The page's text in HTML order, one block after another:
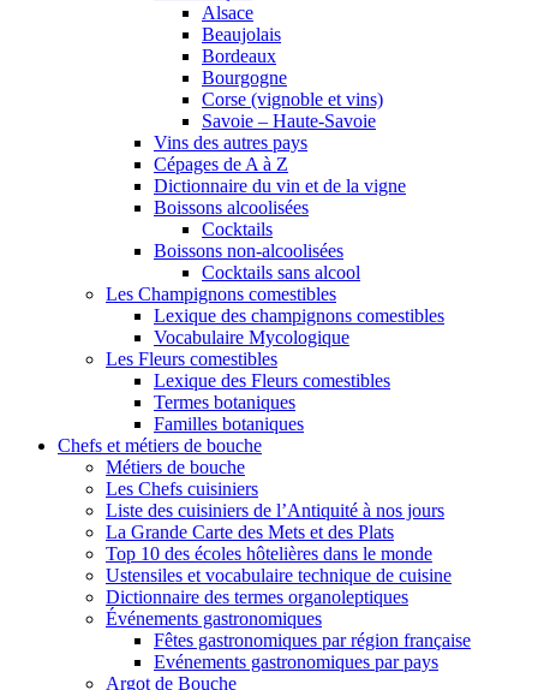
Alsace
Beaujolais
Bordeaux
Bourgogne
Corse (vignoble et vins)
Savoie – Haute-Savoie
Vins des autres pays
Cépages de A à Z
Dictionnaire du vin et de la vigne
Boissons alcoolisées
Cocktails
Boissons non-alcoolisées
Cocktails sans alcool
Les Champignons comestibles
Lexique des champignons comestibles
Vocabulaire Mycologique
Les Fleurs comestibles
Lexique des Fleurs comestibles
Termes botaniques
Familles botaniques
Chefs et métiers de bouche
Métiers de bouche
Les Chefs cuisiniers
Liste des cuisiniers de l’Antiquité à nos jours
La Grande Carte des Mets et des Plats
Top 10 des écoles hôtelières dans le monde
Ustensiles et vocabulaire technique de cuisine
Dictionnaire des termes organoleptiques
Événements gastronomiques
Fêtes gastronomiques par région française
Evénements gastronomiques par pays
Argot de Bouche